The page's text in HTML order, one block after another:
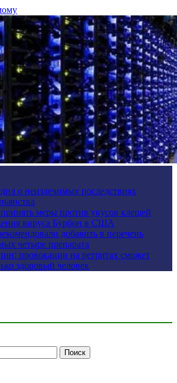
о неизлечимых последствиях
меры против укусов клещей
вируса Бурбон в США
добавить в перечень
четыре препарата
провокации на ретритах сможет
здоровый человек